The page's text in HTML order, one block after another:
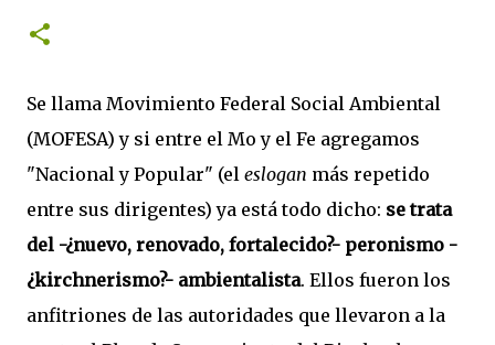
Se llama Movimiento Federal Social Ambiental
(MOFESA) y si entre el Mo y el Fe agregamos
"Nacional y Popular" (el eslogan más repetido
entre sus dirigentes) ya está todo dicho: se trata
del -¿nuevo, renovado, fortalecido?- peronismo -
¿kirchnerismo?- ambientalista. Ellos fueron los
anfitriones de las autoridades que llevaron a la